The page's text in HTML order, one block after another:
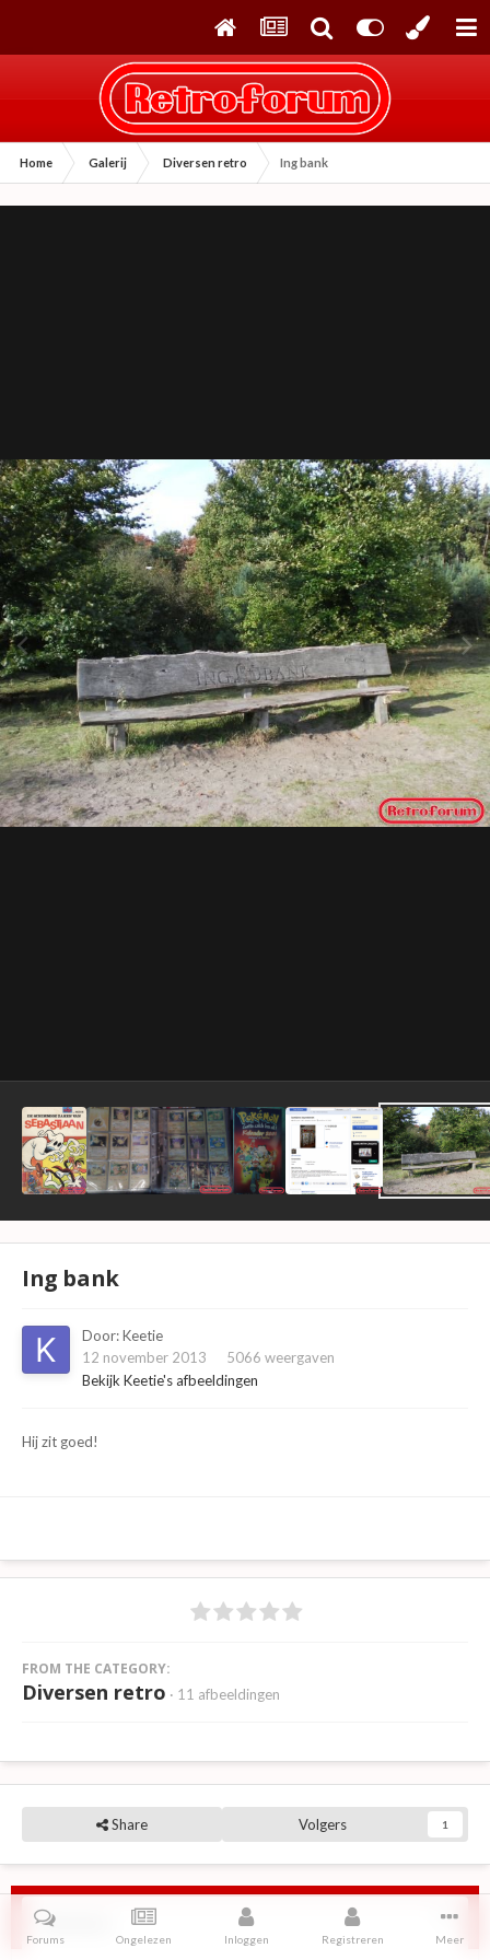
Home Galerij Diversen retro Ing bank
Ing bank
Door:Keetie
12 november 2013
5066 weergaven
Bekijk Keetie's afbeeldingen
Hij zit goed!
FROM THE CATEGORY:
Diversen retro · 11 afbeeldingen
Share Volgers 1
Reviews
Forums Ongelezen Inloggen Registreren Meer